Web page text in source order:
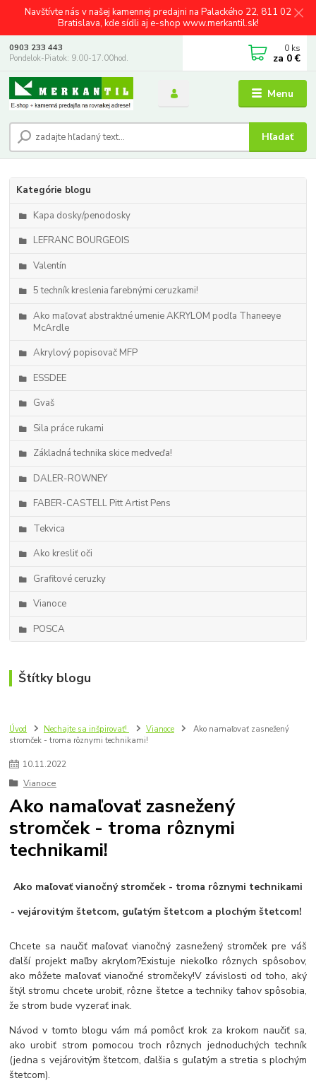
Navštívte nás v našej kamennej predajni na Palackého 22, 811 02
Bratislava, kde sídli aj e-shop www.merkantil.sk!
Menu
Hľadať
0903 233 443
Pondelok-Piatok: 9.00-17.00hod.
0 ks
za 0 €
Kategórie blogu
Kapa dosky/penodosky
LEFRANC BOURGEOIS
Valentín
5 techník kreslenia farebnými ceruzkami!
Ako maľovať abstraktné umenie AKRYLOM podľa Thaneeye
McArdle
Akrylový popisovač MFP
ESSDEE
Gvaš
Sila práce rukami
Základná technika skice medveďa!
DALER-ROWNEY
FABER-CASTELL Pitt Artist Pens
Tekvica
Ako kresliť oči
Grafitové ceruzky
Vianoce
POSCA
Štítky blogu
Úvod Nechajte sa inšpirovať! Vianoce
Ako namaľovať zasnežený
stromček - troma rôznymi technikami!
10.11.2022
Vianoce
Ako namaľovať zasnežený
stromček - troma rôznymi
technikami!
Ako maľovať vianočný stromček - troma rôznymi technikami
- vejárovitým štetcom, guľatým štetcom a plochým štetcom!
Chcete sa naučiť maľovať vianočný zasnežený stromček pre váš
ďalší projekt maľby akrylom?Existuje niekoľko rôznych spôsobov,
ako môžete maľovať vianočné stromčeky!V závislosti od toho, aký
štýl stromu chcete urobiť, rôzne štetce a techniky ťahov spôsobia,
že strom bude vyzerať inak.
Návod v tomto blogu vám má pomôcť krok za krokom naučiť sa,
ako urobiť strom pomocou troch rôznych jednoduchých techník
(jedna s vejárovitým štetcom, ďalšia s guľatým a stretia s plochým
štetcom).